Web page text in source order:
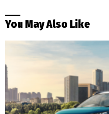
You May Also Like